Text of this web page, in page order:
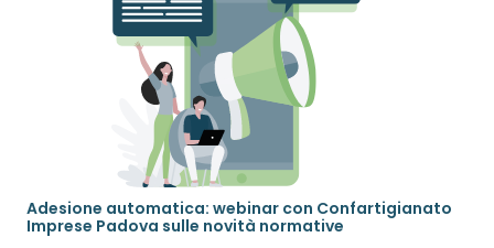
Adesione automatica: webinar con Confartigianato
Imprese Padova sulle novità normative